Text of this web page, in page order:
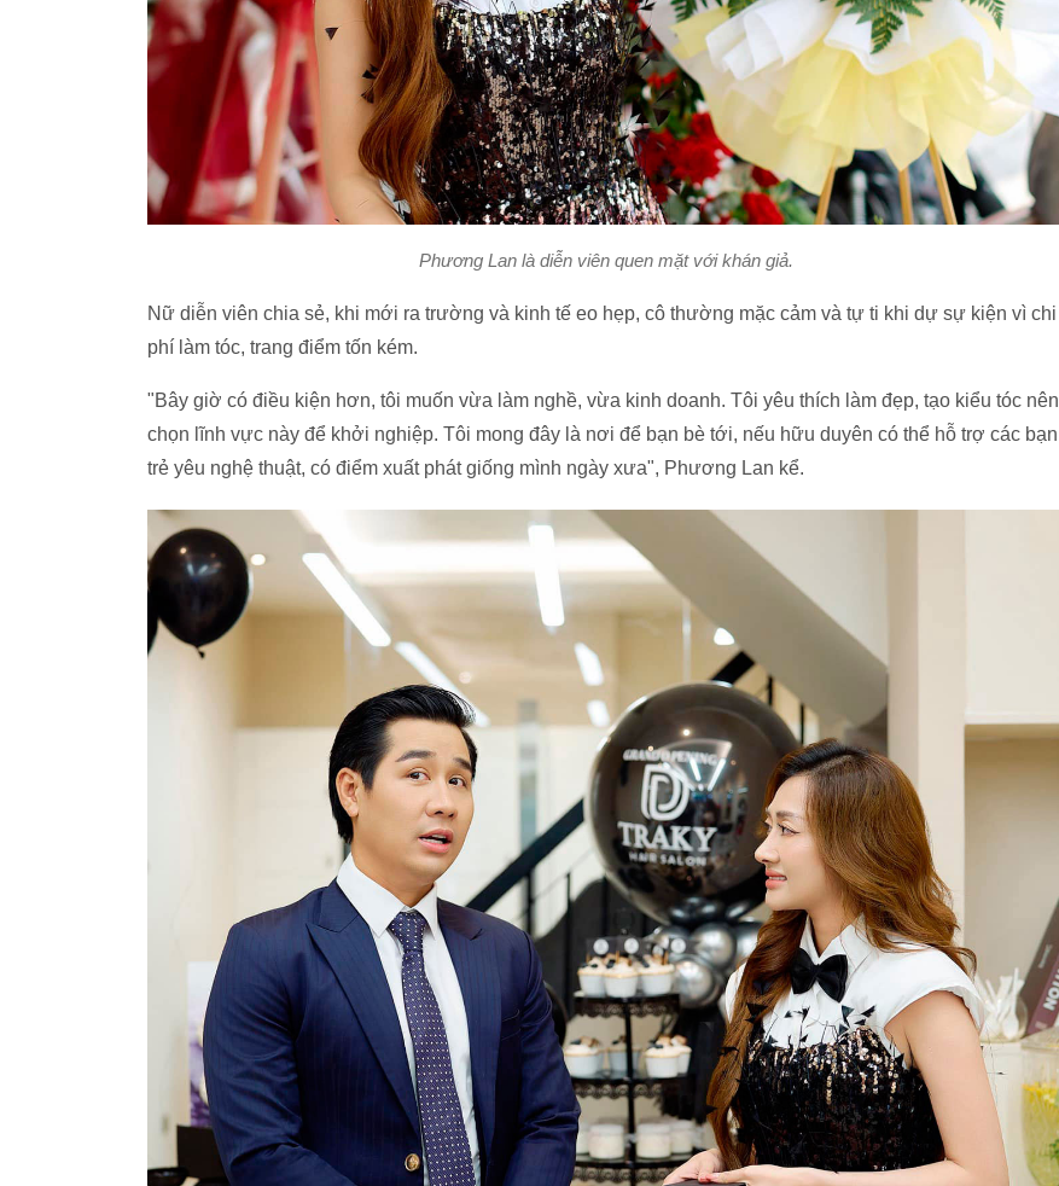
Phương Lan là diễn viên quen mặt với khán giả.
Nữ diễn viên chia sẻ, khi mới ra trường và kinh tế eo hẹp, cô thường mặc cảm và tự ti khi dự sự kiện vì chi
phí làm tóc, trang điểm tốn kém.
"Bây giờ có điều kiện hơn, tôi muốn vừa làm nghề, vừa kinh doanh. Tôi yêu thích làm đẹp, tạo kiểu tóc nên
chọn lĩnh vực này để khởi nghiệp. Tôi mong đây là nơi để bạn bè tới, nếu hữu duyên có thể hỗ trợ các bạn
trẻ yêu nghệ thuật, có điểm xuất phát giống mình ngày xưa", Phương Lan kể.